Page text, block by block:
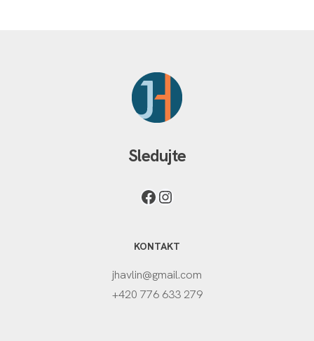
Sledujte
KONTAKT
jhavlin@gmail.com
+420 776 633 279